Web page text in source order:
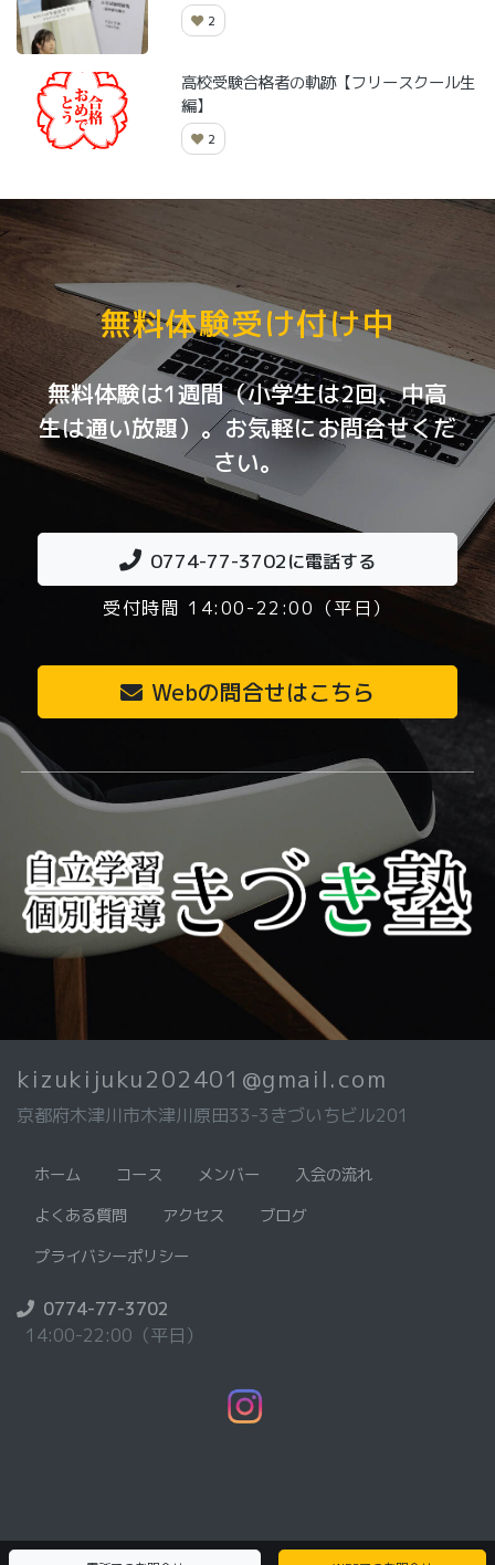
2
高校受験合格者の軌跡【フリースクール生
編】
2
無料体験受け付け中
無料体験は1週間（小学生は2回、中高
生は通い放題）。お気軽にお問合せくだ
さい。
0774-77-3702に電話する
受付時間 14:00-22:00（平日）
Webの問合せはこちら
kizukijuku202401@gmail.com
京都府木津川市木津川原田33-3きづいちビル201
ホーム コース メンバー
入会の流れ
よくある質問
アクセス
ブログ
プライバシーポリシー
0774-77-3702
14:00-22:00（平日）